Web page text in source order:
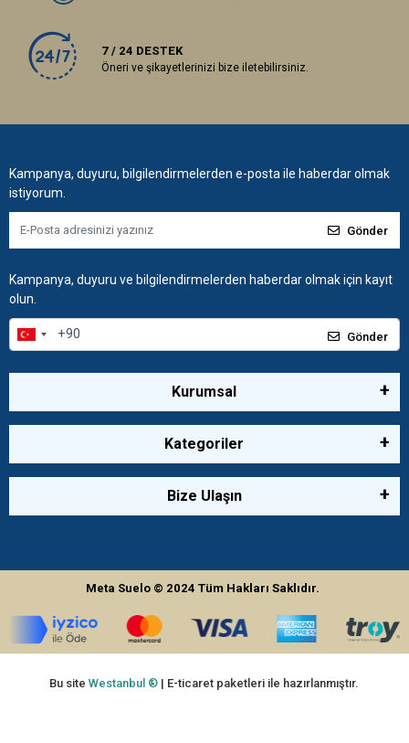
7 / 24 DESTEK
Öneri ve şikayetlerinizi bize iletebilirsiniz.
Kampanya, duyuru, bilgilendirmelerden e-posta ile haberdar olmak
istiyorum.
Gönder
Kampanya, duyuru ve bilgilendirmelerden haberdar olmak için kayıt
olun.
Gönder
Kurumsal
Kategoriler
Bize Ulaşın
Meta Suelo © 2024Tüm Hakları Saklıdır.
Bu siteWestanbul ® | E-ticaret paketleri ile hazırlanmıştır.